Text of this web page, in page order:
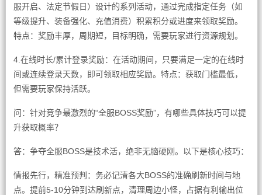
服开启、法定节假日）设计的系列活动，通过完成指定任务（如
等级提升、装备强化、充值消费）积累积分或进度来领取奖励。
特点：奖励丰厚，周期短，目标明确，需要玩家进行资源规划。
4.在线时长/累计登录奖励：在活动期间，只要满足一定的在线时
间或连续登录天数，即可领取相应奖励。特点：获取门槛最低，
但需要玩家保持活跃。
问：针对竞争最激烈的“全服BOSS奖励”，有哪些具体技巧可以提
升获取概率？
答：争夺全服BOSS是技术活，绝非无脑硬刚。以下是核心技巧：
情报先行，精准预判：务必记清各大BOSS的准确刷新时间与地
点。提前5-10分钟到达刷新点，清理周边小怪，占据有利输出位